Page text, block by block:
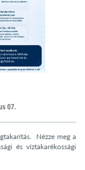
07.
Nézze meg a
és víztakarékossági